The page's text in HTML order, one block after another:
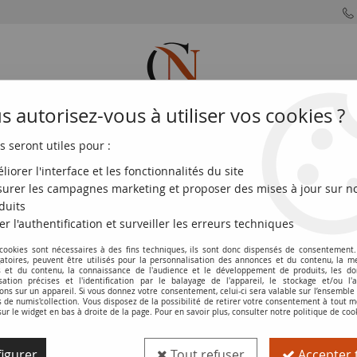
FRANÇAISES DU MONDE EUROS
- Etats Allemands
de Saxe-
Hildburghausen, un ancien État allemand. Vous y
partie intégrante du patrimoine numismatique allemand et
autorisez-vous à utiliser vos cookies ?
seront utiles pour :
l'interface et les fonctionnalités du site
les campagnes marketing et proposer des mises à jour sur
l'authentification et surveiller les erreurs techniques
sont nécessaires à des fins techniques, ils sont donc dispensés de
peuvent être utilisés pour la personnalisation des annonces et du contenu, la
et du contenu, la connaissance de l'audience et le développement de produits, les
précises et l'identification par le balayage de l'appareil, le stockage et/ou
sur un appareil. Si vous donnez votre consentement, celui-ci sera valable sur l’ensemble
de numis'collection. Vous disposez de la possibilité de retirer votre consentement à tout
le widget en bas à droite de la page. Pour en savoir plus, consulter notre politique de